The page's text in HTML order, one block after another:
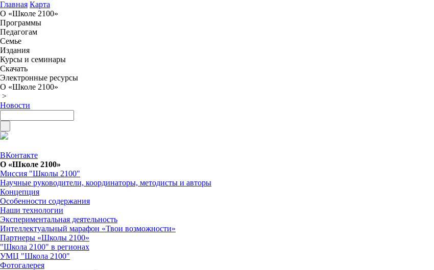
Главная Карта
О «Школе 2100»
Программы
Педагогам
Семье
Издания
Курсы и семинары
Скачать
Электронные ресурсы
О «Школе 2100»
>
Новости
ВКонтакте
О «Школе 2100»
Миссия "Школы 2100"
Научные руководители, координаторы, методисты и авторы
Концепция
Особенности содержания
Наши технологии
Экспериментальная деятельность
Интеллектуальный марафон «Твои возможности»
Партнеры «Школы 2100»
"Школа 2100" в регионах
УМЦ "Школа 2100"
Фотогалерея